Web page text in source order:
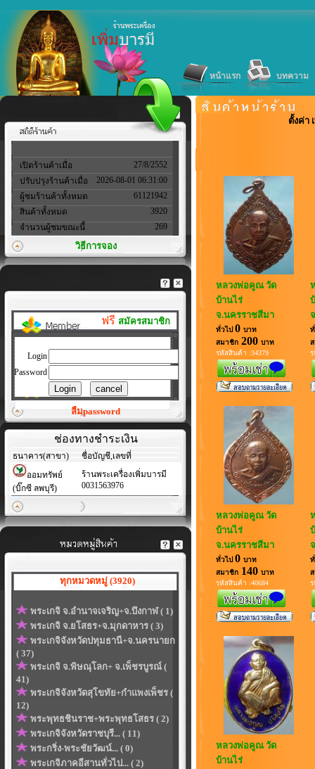
หน้าแรก บทความ
เปิดร้านค้าเมื่อ
27/8/2552
ปรับปรุงร้านค้าเมื่อ
2026-08-01 06:31:00
ผู้ชมร้านค้าทั้งหมด
61121942
สินค้าทั้งหมด
3920
จำนวนผู้ชมขณะนี้
269
วิธีการจอง
ฟรี สมัครสมาชิก
Login
Password
ลืมpassword
ช่องทางชำระเงิน
ธนาคาร(สาขา)
ชื่อบัญชี,เลขที่
ออมทรัพย์
(บิ๊กซี ลพบุรี)
ร้านพระเครื่องเพิ่มบารมี
0031563976
ทุกหมวดหมู่ (3920)
พระเกจิ จ.อำนาจเจริญ+จ.บึงกาฬ ( 1)
พระเกจิ จ.ยโสธร+จ.มุกดาหาร ( 3)
พระเกจิจังหวัดปทุมธานี+จ.นครนายก
( 37)
พระเกจิ จ.พิษณุโลก+ จ.เพ็ชรบูรณ์ (
41)
พระเกจิจังหวัดสุโขทัย+กำแพงเพ็ชร (
12)
พระพุทธชินราช+พระพุทธโสธร ( 2)
พระเกจิจังหวัดราชบุรี... ( 11)
พระกริ่ง-พระชัยวัฒน์... ( 0)
พระเกจิภาคอีสานทั่วไป... ( 2)
ตั้งค่า
หลวงพ่อคูณ วัด
บ้านไร่
จ.นครราชสีมา
ทั่วไป 0 บาท
สมาชิก 200 บาท
รหัสสินค้า :34379
หลวงพ่อคูณ วัด
บ้านไร่
จ.นครราชสีมา
ทั่วไป 0 บาท
สมาชิก 140 บาท
รหัสสินค้า :40684
หลวงพ่อคูณ วัด
บ้านไร่